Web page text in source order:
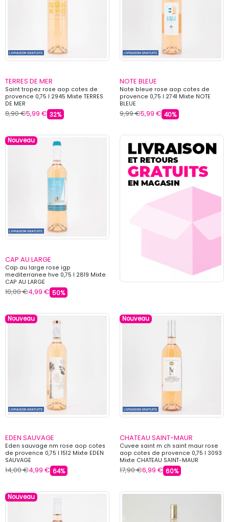
TERRES DE MER
Saint tropez rose aop cotes de
provence 0,75 l 2945 Mixte TERRES
DE MER
8,90 €5,99 € 32%
NOTE BLEUE
Note bleue rose aop cotes de
provence 0,75 l 2741 Mixte NOTE
BLEUE
9,99 €5,99 € 40%
Nouveau
CAP AU LARGE
Cap au large rose igp
mediterranee hve 0,75 l 2819 Mixte
CAP AU LARGE
10,00 €4,99 € 50%
Nouveau
EDEN SAUVAGE
Eden sauvage nm rose aop cotes
de provence 0,75 l 1512 Mixte EDEN
SAUVAGE
14,00 €4,99 € 64%
Nouveau
CHATEAU SAINT-MAUR
Cuvee saint m ch saint maur rose
aop cotes de provence 0,75 l 3093
Mixte CHATEAU SAINT-MAUR
17,90 €6,99 € 60%
Nouveau